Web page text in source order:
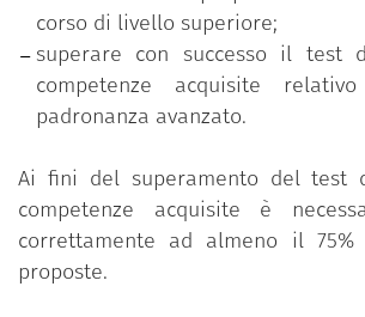
corso di livello superiore;
superare con successo il test
competenze acquisite
padronanza avanzato.
Ai fini del superamento del test
competenze acquisite è
correttamente ad almeno il 75%
proposte.